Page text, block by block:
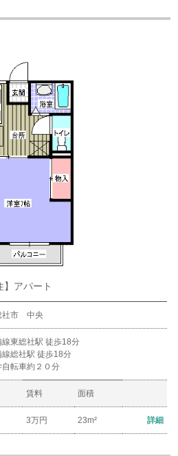
】アパート
社市 中央
線東総社駅 徒歩18分
線総社駅 徒歩18分
自転車約２０分
賃料 面積
3万円 23m² 詳細